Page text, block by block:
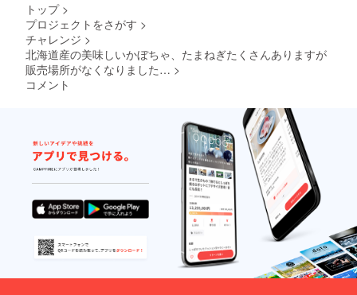
得に
料が
1000～
地域に
よって
2000円
前後か
かりま
す… リ
ターン
金額は
送料込
みの設
定で
す。
間おい
ておく
でんぷ
んが糖
質に変
わって
甘みや
栄養価
が増す
という
特徴が
ありま
す。 な
ので、
丸ごと
のかぼ
トップ >
プロジェクトをさがす >
チャレンジ >
北海道産の美味しいかぼちゃ、たまねぎたくさんありますが
販売場所がなくなりました… >
コメント